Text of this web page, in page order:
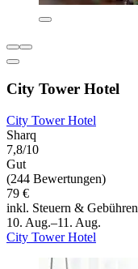
City Tower Hotel
City Tower Hotel
Sharq
7,8/10
Gut
(244 Bewertungen)
79 €
inkl. Steuern & Gebühren
10. Aug.–11. Aug.
City Tower Hotel